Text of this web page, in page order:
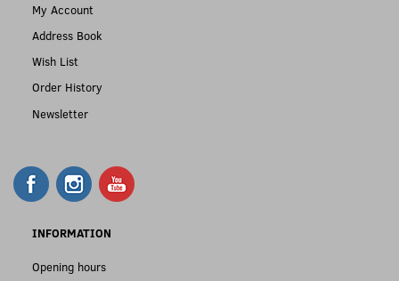
My Account
Address Book
Wish List
Order History
Newsletter
INFORMATION
Opening hours